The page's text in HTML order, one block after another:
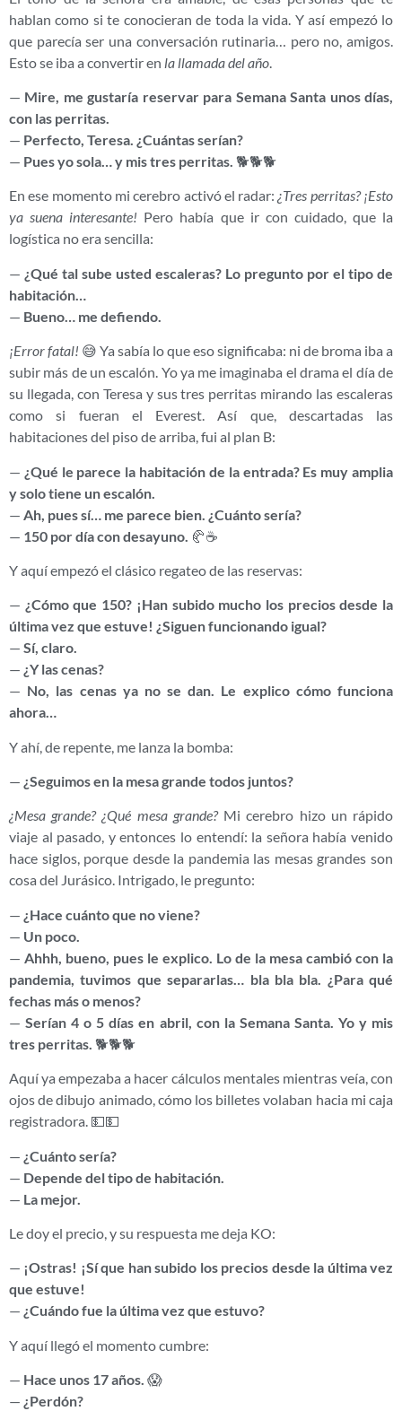
hablan como si te conocieran de toda la vida. Y así empezó lo
que parecía ser una conversación rutinaria… pero no, amigos.
Esto se iba a convertir en la llamada del año
— Mire, me gustaría reservar para Semana Santa unos días,
con las perritas.
— Perfecto, Teresa. ¿Cuántas serían?
— Pues yo sola… y mis tres perritas. 🐕🐕🐕
En ese momento mi cerebro activó el radar:¿Tres perritas? ¡Esto
ya suena interesante! Pero había que ir con cuidado, que la
logística no era sencilla:
— ¿Qué tal sube usted escaleras? Lo pregunto por el tipo de
habitación…
— Bueno… me defiendo.
¡Error fatal! 😅 Ya sabía lo que eso significaba: ni de broma iba a
subir más de un escalón. Yo ya me imaginaba el drama el día de
su llegada, con Teresa y sus tres perritas mirando las escaleras
como si fueran el Everest. Así que, descartadas las
habitaciones del piso de arriba, fui al plan B:
— ¿Qué le parece la habitación de la entrada? Es muy amplia
y solo tiene un escalón.
— Ah, pues sí… me parece bien. ¿Cuánto sería?
— 150 por día con desayuno. 🥐☕
Y aquí empezó el clásico regateo de las reservas:
— ¿Cómo que 150? ¡Han subido mucho los precios desde la
última vez que estuve! ¿Siguen funcionando igual?
— Sí, claro.
— ¿Y las cenas?
— No, las cenas ya no se dan. Le explico cómo funciona
ahora…
Y ahí, de repente, me lanza la bomba:
— ¿Seguimos en la mesa grande todos juntos?
¿Mesa grande? ¿Qué mesa grande?Mi cerebro hizo un rápido
viaje al pasado, y entonces lo entendí: la señora había venido
hace siglos, porque desde la pandemia las mesas grandes son
cosa del Jurásico. Intrigado, le pregunto:
— ¿Hace cuánto que no viene?
— Un poco.
— Ahhh, bueno, pues le explico. Lo de la mesa cambió con la
pandemia, tuvimos que separarlas… bla bla bla. ¿Para qué
fechas más o menos?
—Serían 4 o 5 días en abril, con la Semana Santa. Yo y mis
tres perritas. 🐕🐕🐕
Aquí ya empezaba a hacer cálculos mentales mientras veía, con
ojos de dibujo animado, cómo los billetes volaban hacia mi caja
registradora. 💵💵
— ¿Cuánto sería?
— Depende del tipo de habitación.
— La mejor.
Le doy el precio, y su respuesta me deja KO:
— ¡Ostras! ¡Sí que han subido los precios desde la última vez
que estuve!
— ¿Cuándo fue la última vez que estuvo?
Y aquí llegó el momento cumbre:
— Hace unos 17 años. 😱
— ¿Perdón?